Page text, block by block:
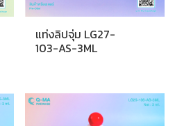
แท่งลิปจุ่ม LG27-
103-AS-3ML